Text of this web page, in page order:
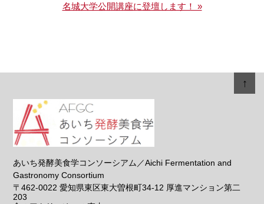
名城大学公開講座に登壇します！ »
あいち発酵美食学コンソーシアム／Aichi Fermentation and
Gastronomy Consortium
〒462-0022 愛知県東区東大曽根町34-12 厚進マンション第二
203
↑